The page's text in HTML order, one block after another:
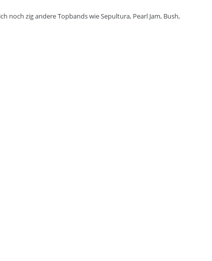
noch zig andere Topbands wie Sepultura, Pearl Jam, Bush,